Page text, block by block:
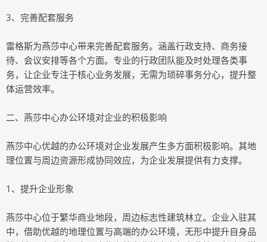
3、完善配套服务
雷格斯为燕莎中心带来完善配套服务。涵盖行政支持、商务接
待、会议安排等各个方面。专业的行政团队能及时处理各类事
务，让企业专注于核心业务发展，无需为琐碎事务分心，提升整
体运营效率。
二、燕莎中心办公环境对企业的积极影响
燕莎中心优越的办公环境对企业发展产生多方面积极影响。其地
理位置与周边资源形成协同效应，为企业发展提供有力支撑。
1、提升企业形象
燕莎中心位于繁华商业地段，周边标志性建筑林立。企业入驻其
中，借助优越的地理位置与高端的办公环境，无形中提升自身品